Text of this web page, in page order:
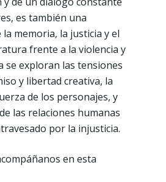
es también una
memoria, la justicia y el
frente a la violencia y
se exploran las tensiones
y libertad creativa, la
de los personajes, y
las relaciones humanas
por la injusticia.
en esta